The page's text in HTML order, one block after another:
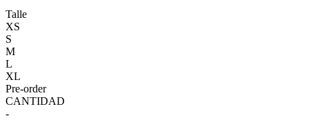
Talle
XS
S
M
L
XL
Pre-order
CANTIDAD
-